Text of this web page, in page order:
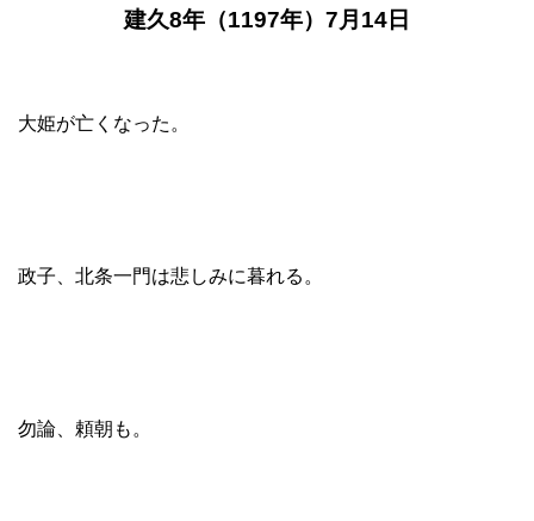
建久8年（1197年）7月14日
大姫が亡くなった。
政子、北条一門は悲しみに暮れる。
勿論、頼朝も。